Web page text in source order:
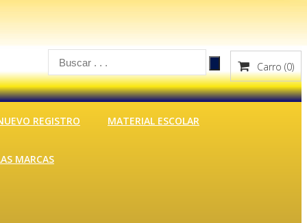
Carro (0)
REGISTRO MATERIAL ESCOLAR
MARCAS